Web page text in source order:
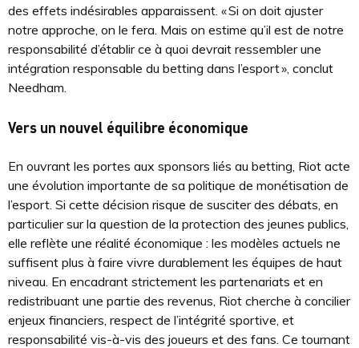
des effets indésirables apparaissent. « Si on doit ajuster
notre approche, on le fera. Mais on estime qu’il est de notre
responsabilité d’établir ce à quoi devrait ressembler une
intégration responsable du betting dans l’esport », conclut
Needham.
Vers un nouvel équilibre économique
En ouvrant les portes aux sponsors liés au betting, Riot acte
une évolution importante de sa politique de monétisation de
l’esport. Si cette décision risque de susciter des débats, en
particulier sur la question de la protection des jeunes publics,
elle reflète une réalité économique : les modèles actuels ne
suffisent plus à faire vivre durablement les équipes de haut
niveau. En encadrant strictement les partenariats et en
redistribuant une partie des revenus, Riot cherche à concilier
enjeux financiers, respect de l’intégrité sportive, et
responsabilité vis-à-vis des joueurs et des fans. Ce tournant